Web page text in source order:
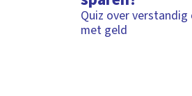
Quiz over verstandig
met geld